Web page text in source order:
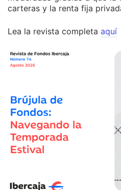
carteras y la renta fija
Lea la revista completa aquí